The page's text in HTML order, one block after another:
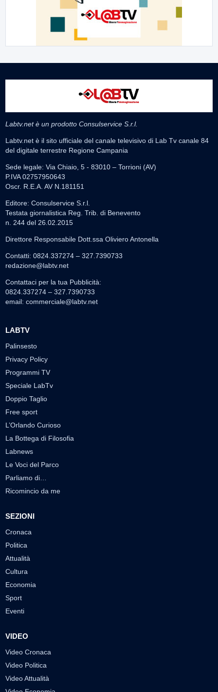
Labtv.net è un prodotto Consulservice S.r.l.
Labtv.net è il sito ufficiale del canale televisivo di Lab Tv canale 84
del digitale terrestre Regione Campania
Sede legale: Via Chiaio, 5 - 83010 – Torrioni (AV)
P.IVA 02757950643
Oscr. R.E.A. AV N.181151
Editore: Consulservice S.r.l.
Testata giornalistica Reg. Trib. di Benevento
n. 244 del 26.02.2015
Direttore Responsabile Dott.ssa Oliviero Antonella
Contatti: 0824.337274 – 327.7390733
redazione@labtv.net
Contattaci per la tua Pubblicità:
0824.337274 – 327.7390733
email: commerciale@labtv.net
LABTV
Palinsesto
Privacy Policy
Programmi TV
Speciale LabTv
Doppio Taglio
Free sport
L’Orlando Curioso
La Bottega di Filosofia
Labnews
Le Voci del Parco
Parliamo di…
Ricomincio da me
SEZIONI
Cronaca
Politica
Attualità
Cultura
Economia
Sport
Eventi
VIDEO
Video Cronaca
Video Politica
Video Attualità